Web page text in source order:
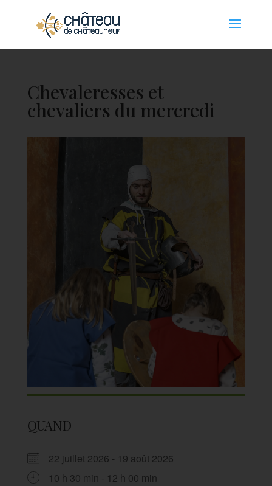
Chevaleresses et
chevaliers du mercredi
QUAND
22 juillet 2026 - 19 août 2026
10 h 30 min - 12 h 00 min